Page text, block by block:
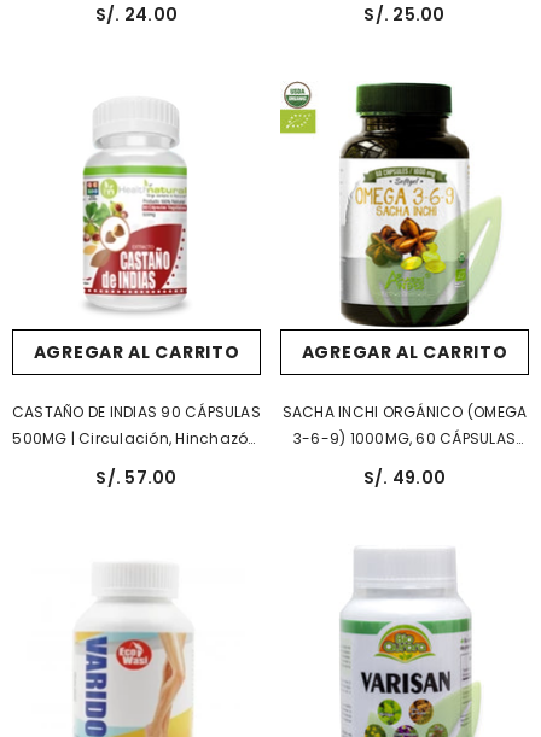
S/. 24.00 S/. 25.00
AGREGAR AL CARRITO
CASTAÑO DE INDIAS 90 CÁPSULAS
500MG | Circulación, Hinchazón,
Varices.
S/. 57.00
AGREGAR AL CARRITO
SACHA INCHI ORGÁNICO (OMEGA
3-6-9) 1000MG, 60 CÁPSULAS
BLANDAS | Función Cerebral,
Regulación Hormonal,
S/. 49.00